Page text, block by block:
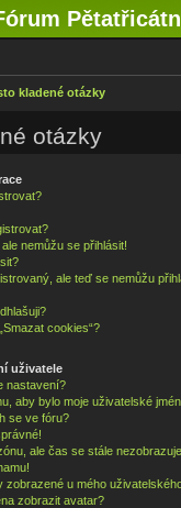
kladené otázky
otázky
nemůžu se přihlásit!
ale teď se nemůžu
cookies“?
uživatele
nastavení?
aby bylo moje uživatelské
se ve fóru?
ale čas se stále
zobrazené u mého
zobrazit avatar?